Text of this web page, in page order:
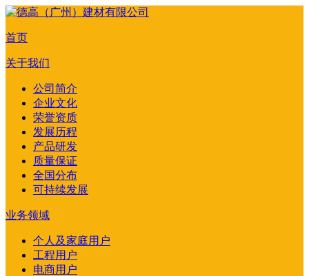
首页
关于我们
公司简介
企业文化
荣誉资质
发展历程
产品研发
质量保证
全国分布
可持续发展
业务领域
个人及家庭用户
工程用户
电商用户